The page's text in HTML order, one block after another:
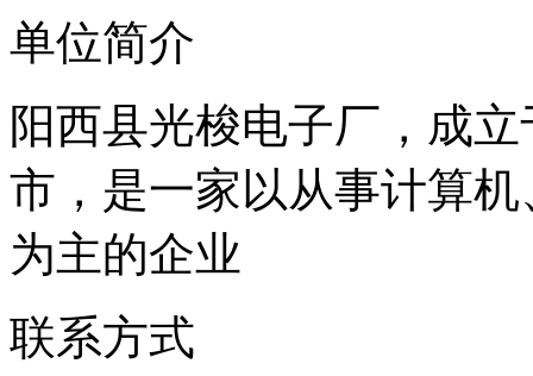
单位简介
阳西县光梭电子厂，成
市，是一家以从事计算
为主的企业
联系方式